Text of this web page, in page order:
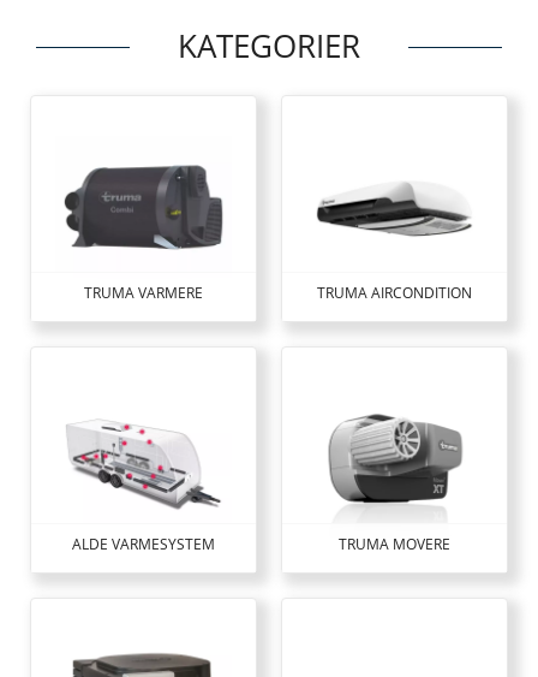
KATEGORIER
TRUMA VARMERE TRUMA AIRCONDITION
ALDE VARMESYSTEM TRUMA MOVERE